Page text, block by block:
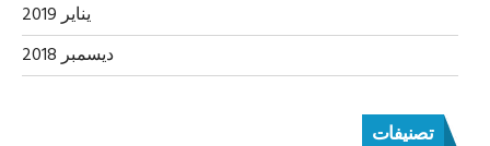
يناير 2019
ديسمبر 2018
تصنيفات